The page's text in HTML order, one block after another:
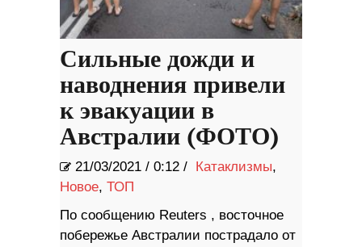
Сильные дожди и
наводнения привели
к эвакуации в
Австралии (ФОТО)
21/03/2021 / 0:12 / Катаклизмы,
Новое, ТОП
По сообщению Reuters , восточное
побережье Австралии пострадало от